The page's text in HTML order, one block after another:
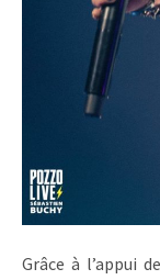
Grâce à l’appui